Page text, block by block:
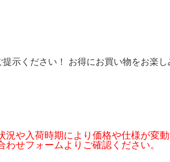
示ください！ お得にお買い物をお楽し
や入荷時期により価格や仕様が変動
せフォームよりご確認ください。